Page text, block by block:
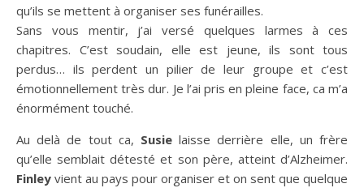
qu’ils se mettent à organiser ses funérailles.
Sans vous mentir, j’ai versé quelques larmes à ces
chapitres. C’est soudain, elle est jeune, ils sont tous
perdus… ils perdent un pilier de leur groupe et c’est
émotionnellement très dur. Je l’ai pris en pleine face, ca m’a
énormément touché.
Au delà de tout ca, Susie laisse derrière elle, un frère
qu’elle semblait détesté et son père, atteint d’Alzheimer.
Finley vient au pays pour organiser et on sent que quelque